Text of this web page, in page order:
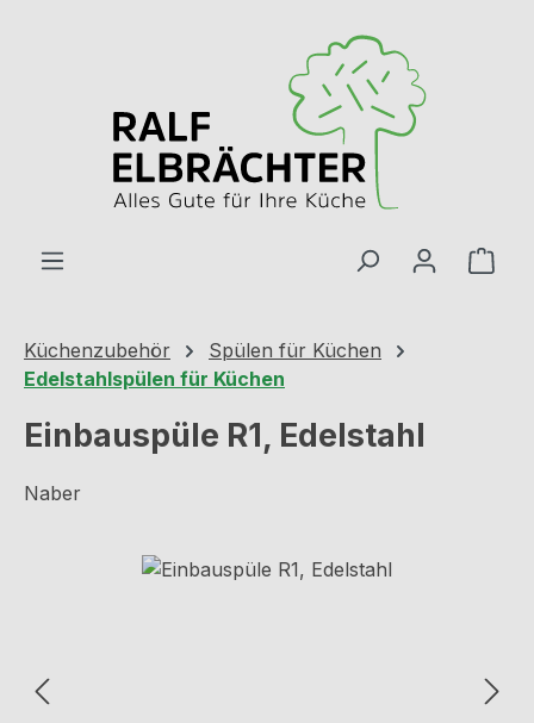
Küchenzubehör
Spülen für Küchen
Edelstahlspülen für Küchen
Einbauspüle R1, Edelstahl
Naber
Bildergalerie überspringen